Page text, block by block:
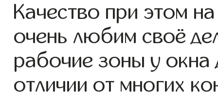
Качество при этом
очень любим своё
рабочие зоны у окна
отличии от многих